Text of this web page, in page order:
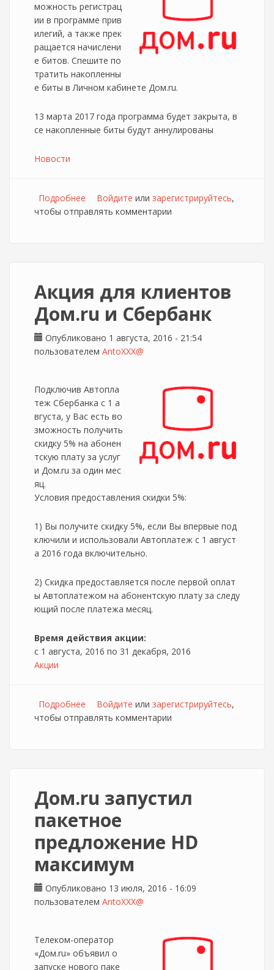
можность регистрац
ии в программе прив
илегий, а также прек
ращается начислени
е битов. Спешите по
тратить накопленны
е биты в Личном кабинете Дом.ru.
13 марта 2017 года программа будет закрыта, в
се накопленные биты будут аннулированы
Новости
Подробнее о Дом.ru закрывает программу привилегий
Войдите или зарегистрируйтесь,
чтобы отправлять комментарии
Акция для клиентов
Дом.ru и Сбербанк
Опубликовано 1 августа, 2016 - 21:54
пользователем AntoXXX@
Подключив Автопла
теж Сбербанка с 1 а
вгуста, у Вас есть во
зможность получить
скидку 5% на абонен
тскую плату за услуг
и Дом.ru за один мес
яц.
Условия предоставления скидки 5%:
1) Вы получите скидку 5%, если Вы впервые под
ключили и использовали Автоплатеж с 1 август
а 2016 года включительно.
2) Скидка предоставляется после первой оплат
ы Автоплатежом на абонентскую плату за следу
ющий после платежа месяц.
Время действия акции:
с 1 августа, 2016 по 31 декабря, 2016
Акции
Подробнее о Акция для клиентов Дом.ru и Сбербанк
Войдите или зарегистрируйтесь,
чтобы отправлять комментарии
Дом.ru запустил
пакетное
предложение HD
максимум
Опубликовано 13 июля, 2016 - 16:09
пользователем AntoXXX@
Телеком-оператор
«Дом.ru» объявил о
запуске нового паке